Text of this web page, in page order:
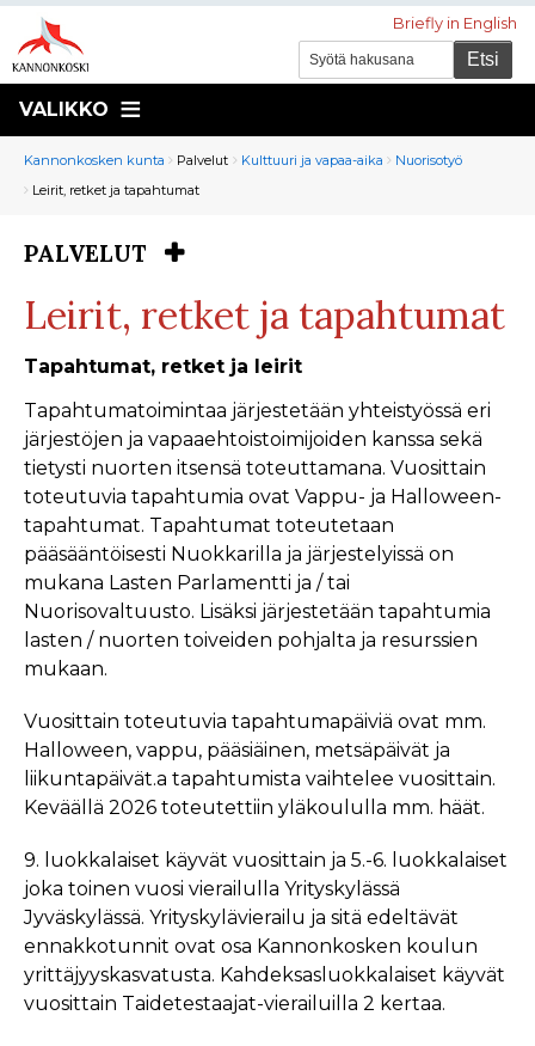
Briefly in English
VALIKKO
Murupolku
You
are
Kannonkosken kunta Palvelut Kulttuuri ja vapaa-aika
Nuorisotyö
Leirit, retket ja tapahtumat
You
here:
PALVELUT
Leirit, retket ja tapahtumat
Tapahtumat, retket ja leirit
Tapahtumatoimintaa järjestetään yhteistyössä eri
järjestöjen ja vapaaehtoistoimijoiden kanssa sekä
tietysti nuorten itsensä toteuttamana. Vuosittain
toteutuvia tapahtumia ovat Vappu- ja Halloween-
tapahtumat. Tapahtumat toteutetaan
pääsääntöisesti Nuokkarilla ja järjestelyissä on
mukana Lasten Parlamentti ja / tai
Nuorisovaltuusto. Lisäksi järjestetään tapahtumia
lasten / nuorten toiveiden pohjalta ja resurssien
mukaan.
Vuosittain toteutuvia tapahtumapäiviä ovat mm.
Halloween, vappu, pääsiäinen, metsäpäivät ja
liikuntapäivät.a tapahtumista vaihtelee vuosittain.
Keväällä 2026 toteutettiin yläkoululla mm. häät.
9. luokkalaiset käyvät vuosittain ja 5.-6. luokkalaiset
joka toinen vuosi vierailulla Yrityskylässä
Jyväskylässä. Yrityskylävierailu ja sitä edeltävät
ennakkotunnit ovat osa Kannonkosken koulun
yrittäjyyskasvatusta. Kahdeksasluokkalaiset käyvät
vuosittain Taidetestaajat-vierailuilla 2 kertaa.